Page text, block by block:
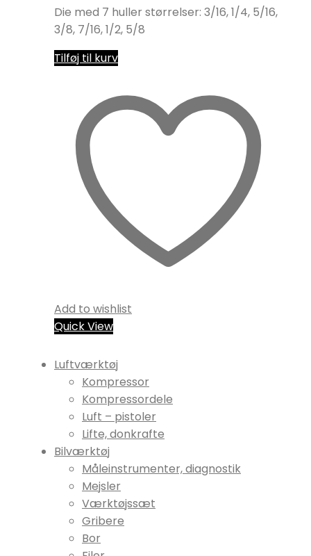
Die med 7 huller størrelser: 3/16, 1/4, 5/16,
3/8, 7/16, 1/2, 5/8
Tilføj til kurv
Add to wishlist
Quick View
Luftværktøj
Kompressor
Kompressordele
Luft – pistoler
Lifte, donkrafte
Bilværktøj
Måleinstrumenter, diagnostik
Mejsler
Værktøjssæt
Gribere
Bor